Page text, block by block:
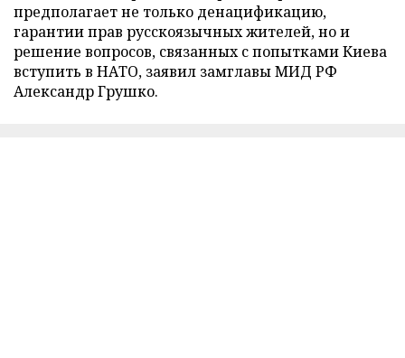
предполагает не только денацификацию,
гарантии прав русскоязычных жителей, но и
решение вопросов, связанных с попытками Киева
вступить в НАТО, заявил замглавы МИД РФ
Александр Грушко.